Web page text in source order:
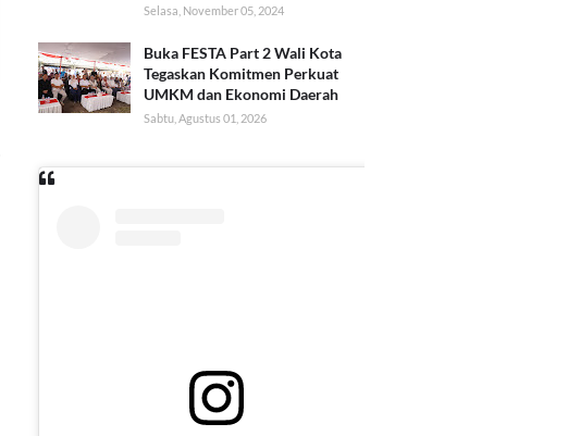
Selasa, November 05, 2024
Buka FESTA Part 2 Wali Kota
Tegaskan Komitmen Perkuat
UMKM dan Ekonomi Daerah
Sabtu, Agustus 01, 2026